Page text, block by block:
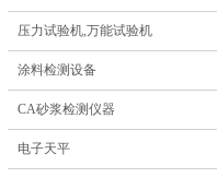
压力试验机,万能试验机
涂料检测设备
CA砂浆检测仪器
电子天平